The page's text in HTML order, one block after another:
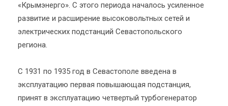
«Крымэнерго». С этого периода началось усиленное
развитие и расширение высоковольтных сетей и
электрических подстанций Севастопольского
региона.
С 1931 по 1935 год в Севастополе введена в
эксплуатацию первая повышающая подстанция,
принят в эксплуатацию четвертый турбогенератор